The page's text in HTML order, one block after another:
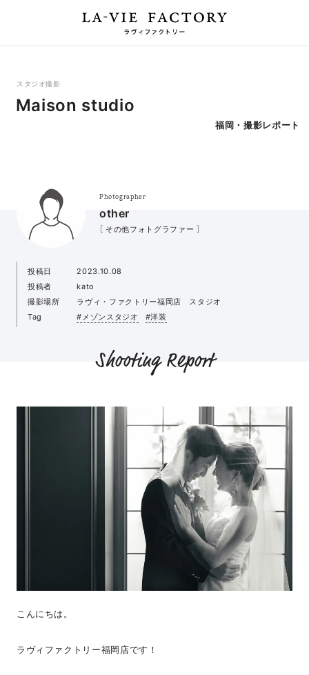
スタジオ撮影
Maison studio
福岡・撮影レポート
Photographer
other
［ その他フォトグラファー ］
投稿日
2023.10.08
投稿者
kato
撮影場所
ラヴィ・ファクトリー福岡店 スタジオ
Tag
#メゾンスタジオ #洋装
Shooting Report
こんにちは。
ラヴィファクトリー福岡店です！